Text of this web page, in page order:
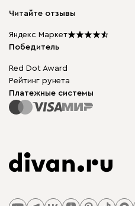
Подарочные сертификаты
Мы в прессе
Столы и стулья
Читайте отзывы
Яндекс Маркет
Победитель
Red Dot Award
Рейтинг рунета
Платежные системы